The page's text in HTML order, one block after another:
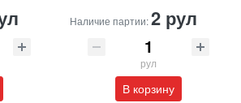
Наличие партии: 2 рул
рул
В корзину